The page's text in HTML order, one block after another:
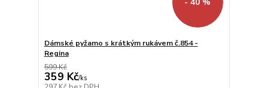
Dámské pyžamo s krátkým rukávem č.854 -
Regina
599 Kč
359 Kč/ks